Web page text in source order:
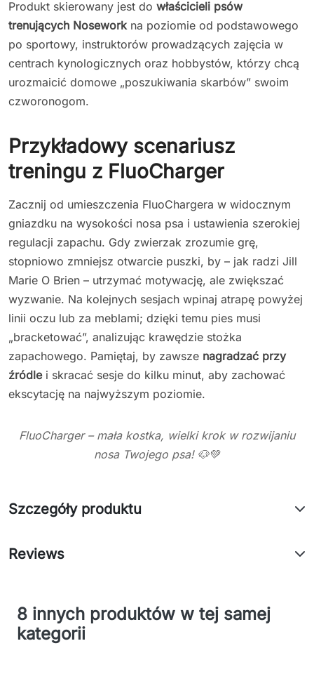
Produkt skierowany jest do właścicieli psów
trenujących Nosework na poziomie od podstawowego
po sportowy, instruktorów prowadzących zajęcia w
centrach kynologicznych oraz hobbystów, którzy chcą
urozmaicić domowe „poszukiwania skarbów” swoim
czworonogom.
Przykładowy scenariusz
treningu z FluoCharger
Zacznij od umieszczenia FluoChargera w widocznym
gniazdku na wysokości nosa psa i ustawienia szerokiej
regulacji zapachu. Gdy zwierzak zrozumie grę,
stopniowo zmniejsz otwarcie puszki, by – jak radzi Jill
Marie O Brien – utrzymać motywację, ale zwiększać
wyzwanie. Na kolejnych sesjach wpinaj atrapę powyżej
linii oczu lub za meblami; dzięki temu pies musi
„bracketować”, analizując krawędzie stożka
zapachowego. Pamiętaj, by zawsze nagradzać przy
źródlei skracać sesje do kilku minut, aby zachować
ekscytację na najwyższym poziomie.
FluoCharger – mała kostka, wielki krok w rozwijaniu
nosa Twojego psa! 🐶💚
Szczegóły produktu
Reviews
8 innych produktów w tej samej
kategorii